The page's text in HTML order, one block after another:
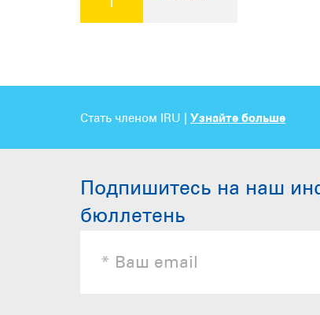
Стать членом IRU | Узнайте больше
Подпишитесь на наш
бюллетень